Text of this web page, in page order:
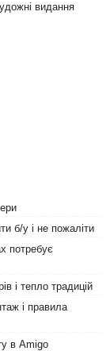
видання
б/у і не пожаліти
потребує
і тепло традицій
і правила
в Amigo